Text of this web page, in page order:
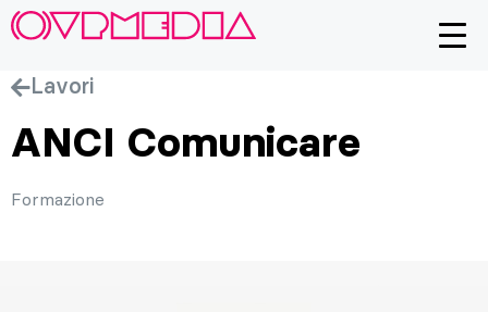
Lavori
ANCI Comunicare
Formazione